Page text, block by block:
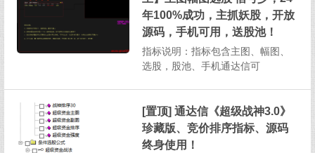
作，为投资者提供了高效且便捷的
投资分析方式。一、指标构成与基
本...
年100%成功，主抓妖股，开放
源码，手机可用，送股池！
指标说明：指标包含主图、幅图、
选股，股池、手机通达信可
下载！2、预警设置：每天下午13：
30以后即可3、股价跌破预警信号...
[置顶] 通达信《超级战神3.0》
珍藏版、竞价排序指标、源码
终身使用！